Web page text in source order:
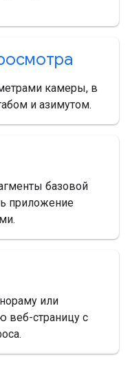
камеры, в
и азимутом.
базовой
приложение
или
веб-страницу с